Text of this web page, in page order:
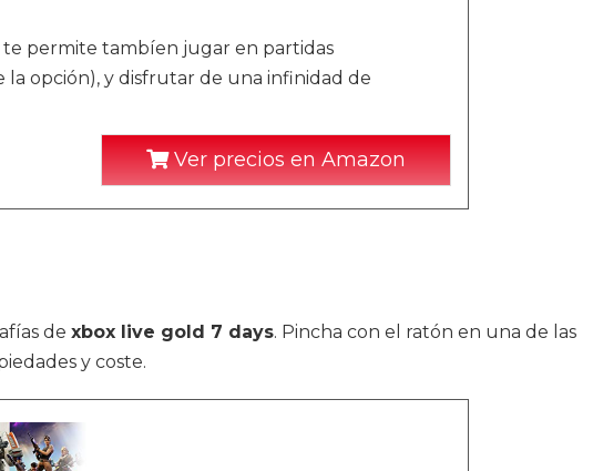
te permite tambíen jugar en partidas
opción), y disfrutar de una infinidad de
Ver precios en Amazon
de xbox live gold 7 days. Pincha con el ratón en una de las
y coste.